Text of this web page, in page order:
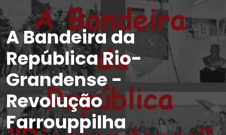
A Bandeira da
República Rio-
Grandense -
Revolução
Farrouppilha